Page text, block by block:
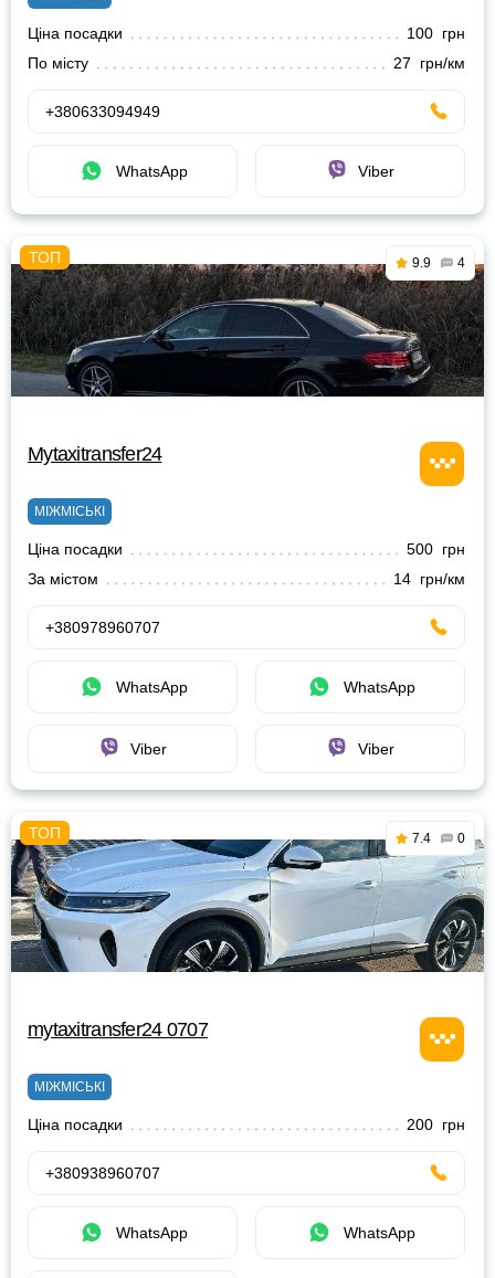
Ціна посадки
100 грн
По місту
27 грн/км
+380633094949
WhatsApp Viber
9.9 4
Mytaxitransfer24
МІЖМІСЬКІ
Ціна посадки
500 грн
За містом
14 грн/км
+380978960707
WhatsApp WhatsApp
Viber Viber
7.4 0
mytaxitransfer24 0707
МІЖМІСЬКІ
Ціна посадки 200 грн
+380938960707
WhatsApp WhatsApp